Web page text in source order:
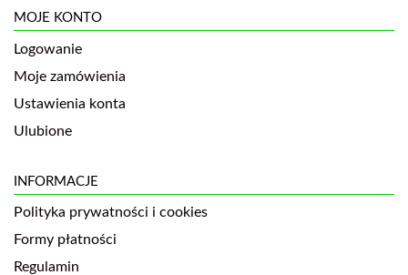
MOJE KONTO
Logowanie
Moje zamówienia
Ustawienia konta
Ulubione
INFORMACJE
Polityka prywatności i cookies
Formy płatności
Regulamin